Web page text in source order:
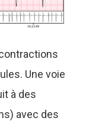
Une voie
à des
avec des